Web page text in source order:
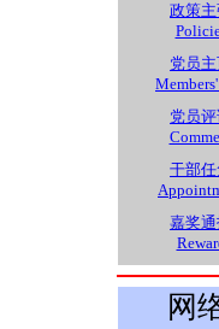
政策
党员
党员
干部
嘉奖通
网